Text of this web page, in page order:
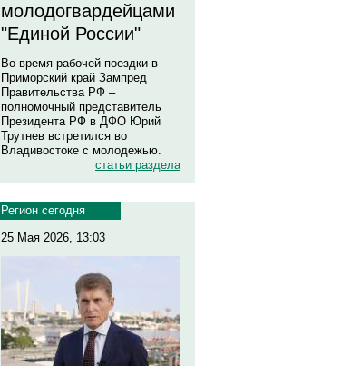
молодогвардейцами
"Единой России"
Во время рабочей поездки в
Приморский край Зампред
Правительства РФ –
полномочный представитель
Президента РФ в ДФО Юрий
Трутнев встретился во
Владивостоке с молодежью.
статьи раздела
Регион сегодня
25 Мая 2026, 13:03